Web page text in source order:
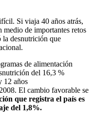
Si viaja 40 años atrás,
medio de importantes retos
la desnutrición que
de alimentación
del 16,3 %
12 años
El cambio favorable se
que registra el país es
del 1,8%.